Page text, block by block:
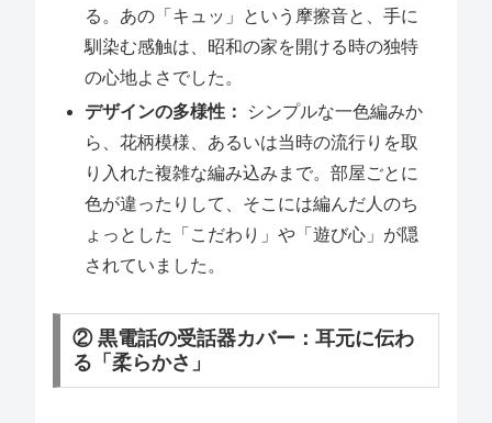
る。あの「キュッ」という摩擦音と、手に
馴染む感触は、昭和の家を開ける時の独特
の心地よさでした。
デザインの多様性：
シンプルな一色編みか
ら、花柄模様、あるいは当時の流行りを取
り入れた複雑な編み込みまで。部屋ごとに
色が違ったりして、そこには編んだ人のち
ょっとした「こだわり」や「遊び心」が隠
されていました。
② 黒電話の受話器カバー：耳元に伝わ
る「柔らかさ」